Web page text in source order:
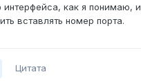
интерфейса, как я понимаю, и
вставлять номер порта.
Цитата